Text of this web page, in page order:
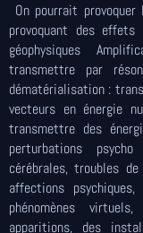
On pourrait
provoquant des effets
géophysiques
transmettre par
dématérialisation :
vecteurs en énergie
transmettre des
perturbations
cérébrales, troubles
affections
phénomènes
apparitions, des